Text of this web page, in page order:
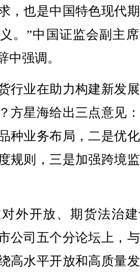
，也是中国特色现代
。”中国证监会副主
中强调。
业在助力构建新发
方星海给出三点意见
种业务布局，二是优
规则，三是加强跨境
开放、期货法治建
公司五个分论坛上，
高水平开放和高质量